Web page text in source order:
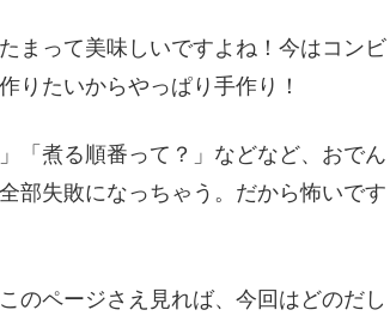
まって美味しいですよね！今はコンビ
りたいからやっぱり手作り！
「煮る順番って？」などなど、おでん
部失敗になっちゃう。だから怖いです
のページさえ見れば、今回はどのだし